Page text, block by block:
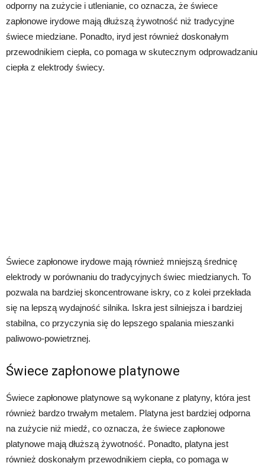
odporny na zużycie i utlenianie, co oznacza, że ​​świece
zapłonowe irydowe mają dłuższą żywotność niż tradycyjne
świece miedziane. Ponadto, iryd jest również doskonałym
przewodnikiem ciepła, co pomaga w skutecznym odprowadzaniu
ciepła z elektrody świecy.
Świece zapłonowe irydowe mają również mniejszą średnicę
elektrody w porównaniu do tradycyjnych świec miedzianych. To
pozwala na bardziej skoncentrowane iskry, co z kolei przekłada
się na lepszą wydajność silnika. Iskra jest silniejsza i bardziej
stabilna, co przyczynia się do lepszego spalania mieszanki
paliwowo-powietrznej.
Świece zapłonowe platynowe
Świece zapłonowe platynowe są wykonane z platyny, która jest
również bardzo trwałym metalem. Platyna jest bardziej odporna
na zużycie niż miedź, co oznacza, że ​​świece zapłonowe
platynowe mają dłuższą żywotność. Ponadto, platyna jest
również doskonałym przewodnikiem ciepła, co pomaga w